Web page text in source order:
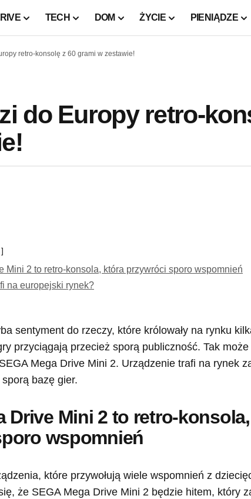
TECH DOM ŻYCIE PIENIĄDZE
retro-konsolę z 60 grami w zestawie!
do Europy retro-
Mini 2 to retro-konsola, która przywróci sporo wspomnień
na europejski rynek?
sentyment do rzeczy, które królowały na rynku
przyciągają przecież sporą publiczność. Tak
Mega Drive Mini 2. Urządzenie trafi na rynek
bazę gier.
Drive Mini 2 to retro-
wspomnień
które przywołują wiele wspomnień z
że SEGA Mega Drive Mini 2 będzie hitem, który